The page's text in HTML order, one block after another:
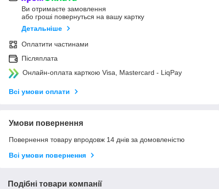
Ви отримаєте замовлення
або гроші повернуться на вашу картку
Детальніше
Оплатити частинами
Післяплата
Онлайн-оплата карткою Visa, Mastercard - LiqPay
Всі умови оплати
Умови повернення
Повернення товару впродовж 14 днів за домовленістю
Всі умови повернення
Подібні товари компанії